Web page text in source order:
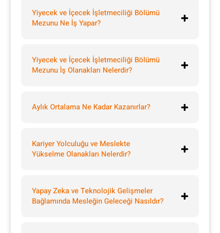
Yiyecek ve İçecek İşletmeciliği Bölümü
Mezunu Ne İş Yapar?
Yiyecek ve İçecek İşletmeciliği Bölümü
Mezunu İş Olanakları Nelerdir?
Aylık Ortalama Ne Kadar Kazanırlar?
Kariyer Yolculuğu ve Meslekte
Yükselme Olanakları Nelerdir?
Yapay Zeka ve Teknolojik Gelişmeler
Bağlamında Mesleğin Geleceği Nasıldır?